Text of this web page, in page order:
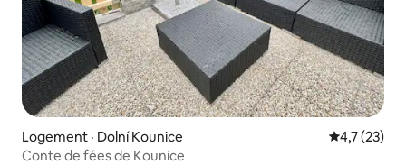
Logement · Dolní Kounice Note
4,7 (23)
Conte de fées de Kounice